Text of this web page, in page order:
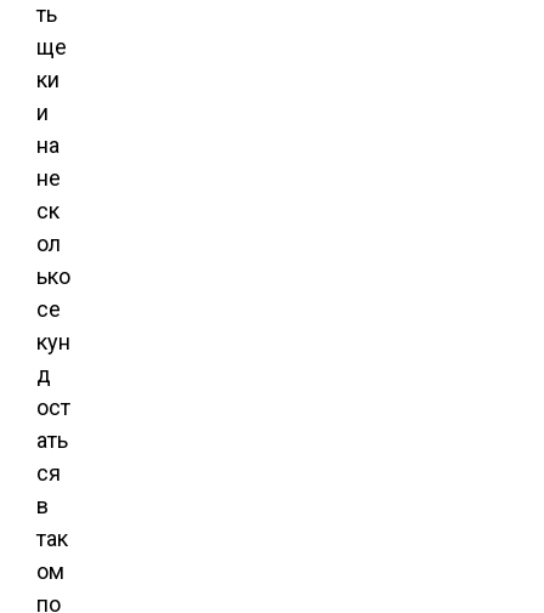
ть
ще
ки
и
на
не
ск
ол
ько
се
кун
д
ост
ать
ся
в
так
ом
по